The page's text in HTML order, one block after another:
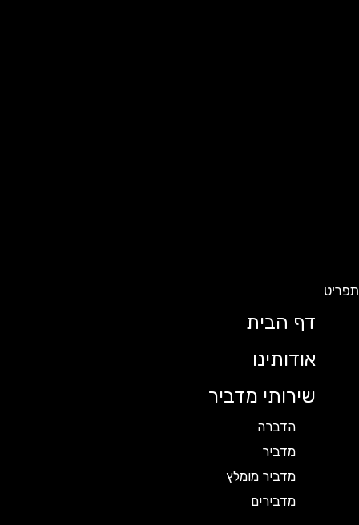
תפריט
דף הבית
אודותינו
שירותי מדביר
הדברה
מדביר
מדביר מומלץ
מדבירים